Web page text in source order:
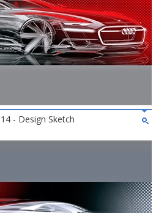
- Design Sketch